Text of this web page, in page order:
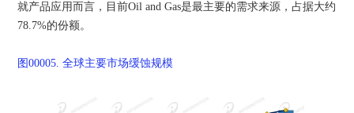
就产品应用而言，目前Oil and Gas是最主要的需求来源，占据大约
78.7%的份额。
图00005.全球主要市场缓蚀规模